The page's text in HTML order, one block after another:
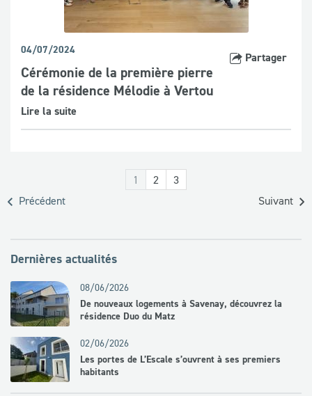
Partager
04/07/2024
Cérémonie de la première pierre
de la résidence Mélodie à Vertou
Lire la suite
Précédent
1 2
3
Suivant
Dernières actualités
08/06/2026
De nouveaux logements à Savenay, découvrez la
résidence Duo du Matz
02/06/2026
Les portes de L’Escale s’ouvrent à ses premiers
habitants